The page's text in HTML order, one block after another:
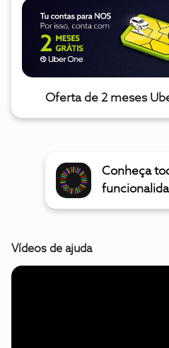
Oferta de 2 meses
Conheça
Vídeos de ajuda